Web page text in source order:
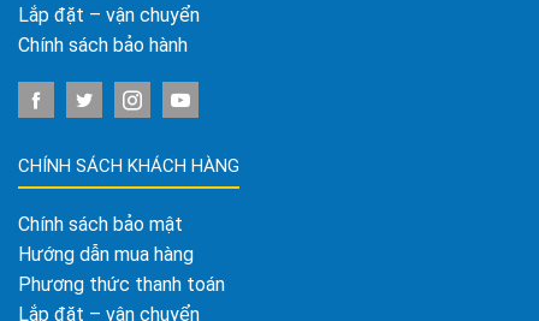
Lắp đặt – vận chuyển
Chính sách bảo hành
CHÍNH SÁCH KHÁCH HÀNG
Chính sách bảo mật
Hướng dẫn mua hàng
Phương thức thanh toán
Lắp đặt – vận chuyển